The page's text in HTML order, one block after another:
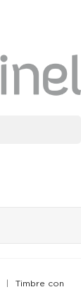
Timbre con